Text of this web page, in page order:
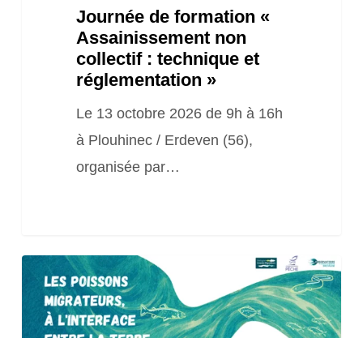
réglementationJournée de formation «
Assainissement non
collectif : technique et
réglementation »
Le 13 octobre 2026 de 9h à 16h
à Plouhinec / Erdeven (56),
organisée par…
Journée
technique
« Les